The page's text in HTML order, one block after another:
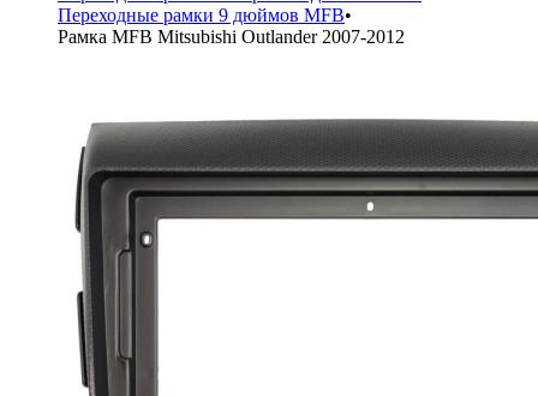
Переходные рамки 9 дюймов MFB•
Рамка MFB Mitsubishi Outlander 2007-2012